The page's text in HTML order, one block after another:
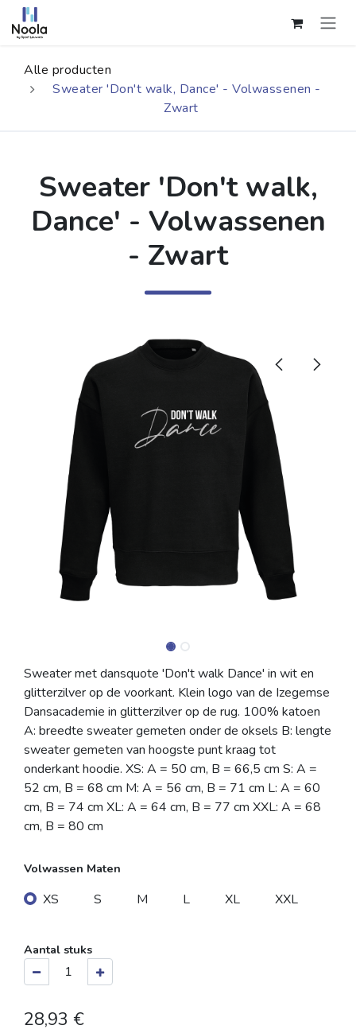
Overslaan naar inhoud
Alle producten
Sweater 'Don't walk, Dance' - Volwassenen -
Zwart
Sweater 'Don't walk,
Dance' - Volwassenen
- Zwart
Sweater met dansquote 'Don't walk Dance' in wit en
glitterzilver op de voorkant. Klein logo van de Izegemse
Dansacademie in glitterzilver op de rug. 100% katoen
A: breedte sweater gemeten onder de oksels B: lengte
sweater gemeten van hoogste punt kraag tot
onderkant hoodie. XS: A = 50 cm, B = 66,5 cm S: A =
52 cm, B = 68 cm M: A = 56 cm, B = 71 cm L: A = 60
cm, B = 74 cm XL: A = 64 cm, B = 77 cm XXL: A = 68
cm, B = 80 cm
Volwassen Maten
XS S M L XL XXL
Aantal stuks
28,93 €